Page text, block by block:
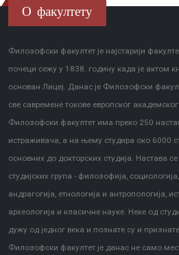
О факултету
Филозофски факултет је најстарији
почеци сежу у 1838. годину када је актом
основан Лицеј. Данас је Филозофски
све савремене токове европског
Филозофски факултет има преко 250
истраживача, а на њему студира око 6000
основних до докторских студија. Настава
студијских група - филозофија,
андрагогија, етнологија и антропологија,
археологија и класичне науке. Неке од
дужу од једног века и познате су и признате
Филозофски факултет је данас не само